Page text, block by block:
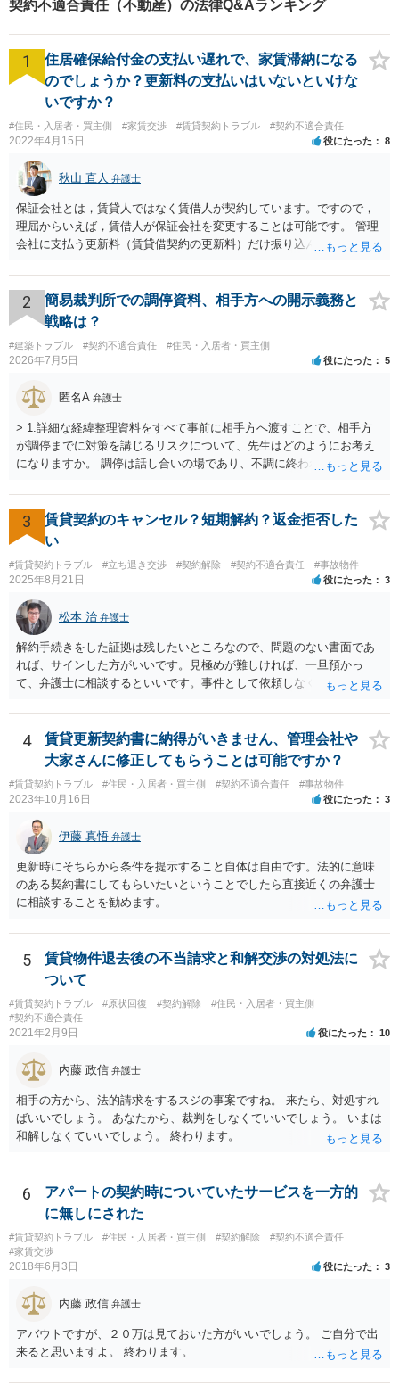
契約不適合責任（不動産）の法律Q&Aランキング
1
住居確保給付金の支払い遅れで、家賃滞納になる
のでしょうか？更新料の支払いはいないといけな
いですか？
#住民・入居者・買主側 #家賃交渉 #賃貸契約トラブル #契約不適合責任
2022年4月15日 役にたった 8
秋山 直人 弁護士
保証会社とは，賃貸人ではなく賃借人が契約しています。ですので，
理屈からいえば，賃借人が保証会社を変更することは可能です。 管理
会社に支払う更新料（賃貸借契約の更新料）だけ振り込んで，保証会
ば，その保証会社との契約は更新されません。 ただ，賃貸人との賃貸
借契約書上で，賃貸借契約期間中，保証会社との保証契約をする義務
が規定されている場合があり，「賃貸人指定の」保証会社との契約が
義務付けられている場合もあり得ます。この場合には，賃貸人指定以
外の保証会社とは契約できないことになります。そのような縛りがな
ければ，別の保証会社との契約に変更できる可能性もあります。 まず
は賃貸借契約書の規定を確認する必要があります。
2
簡易裁判所での調停資料、相手方への開示義務と
戦略は？
#建築トラブル #契約不適合責任 #住民・入居者・買主側
2026年7月5日 役にたった 5
匿名A 弁護士
> 1.詳細な経緯整理資料をすべて事前に相手方へ渡すことで、相手方
が調停までに対策を講じるリスクについて、先生はどのようにお考え
になりますか。 調停は話し合いの場であり、不調に終われば訴訟で解
いう姑息な手段は使えませんし、公平かつ納得のできる解決というの
は、当事者と裁判所が同じ主張と証拠関係を踏まえた上で初めて実現
できるものだと考えます。 > 2.また、開示する範囲や内容の見せ方に
弁護士によって考え方が異なるかもしれませんが、資料の一部を相手
に見せないという行動は、その資料（や隠している部分）には提出者
にとって不利な事実が隠されているという推認を働かせることに繋が
るリスクがあります（もちろん、争点と全く無関係な部分をマスキン
グ等することはありますが、それは手続戦略とは別の問題です）。 裁
判所は公平な第三者であり、調停委員会に与える心証も考慮する必要
があります。手続を有利に進めたいのであれば、証拠の出し方より
も、どのような反論でも対応できるように自身の主張をきちんと押さ
え、説得力のある説明と資料を用意することだと思います。 ただ、今
回提出を予定している資料がどのようなものであるのか、争点とどの
ような関係があるのか、なぜ調停を選択したのか等の個別事情によっ
て具体的なに採るべき手段は変わってくるため、上記はあくまで個別
事情を踏まえない一般論としてご理解いただき、本件でどのように対
応すべきであるかについては弁護士へ直接相談された方がよいと思い
ます。
3
賃貸契約のキャンセル？短期解約？返金拒否した
い
#賃貸契約トラブル #立ち退き交渉 #契約解除 #契約不適合責任 #事故物件
2025年8月21日 役にたった 3
松本 治 弁護士
解約手続きをした証拠は残したいところなので、問題のない書面であ
れば、サインした方がいいです。見極めが難しければ、一旦預かっ
て、弁護士に相談するといいです。事件として依頼しなくても、それ
4
賃貸更新契約書に納得がいきません、管理会社や
大家さんに修正してもらうことは可能ですか？
#賃貸契約トラブル #住民・入居者・買主側 #契約不適合責任 #事故物件
2023年10月16日 役にたった 3
伊藤 真悟 弁護士
更新時にそちらから条件を提示すること自体は自由です。法的に意味
のある契約書にしてもらいたいということでしたら直接近くの弁護士
に相談することを勧めます。
5
賃貸物件退去後の不当請求と和解交渉の対処法に
ついて
#賃貸契約トラブル #原状回復 #契約解除
#住民・入居者・買主側
#契約不適合責任
2021年2月9日 役にたった 10
内藤 政信 弁護士
相手の方から、法的請求をするスジの事案ですね。 来たら、対処すれ
ばいいでしょう。 あなたから、裁判をしなくていいでしょう。 いまは
和解しなくていいでしょう。 終わります。
6
アパートの契約時についていたサービスを一方的
に無しにされた
#賃貸契約トラブル #住民・入居者・買主側 #契約解除
#契約不適合責任
#家賃交渉
2018年6月3日 役にたった 3
内藤 政信 弁護士
アバウトですが、２０万は見ておいた方がいいでしょう。 ご自分で出
来ると思いますよ。 終わります。